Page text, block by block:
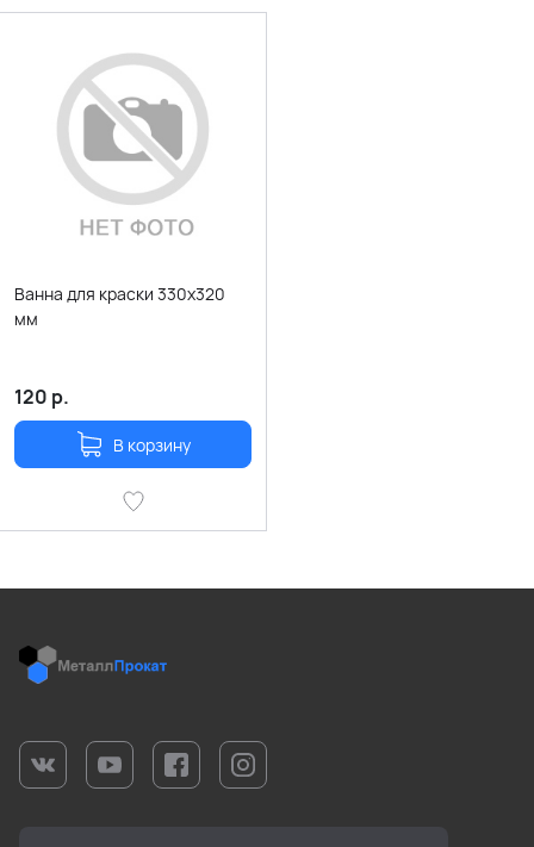
Ванна для краски 330х320
мм
120 р.
В корзину